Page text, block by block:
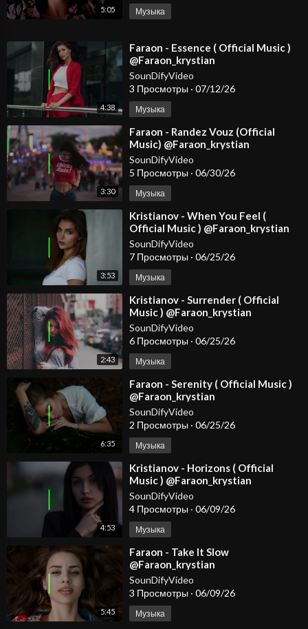
5:05 Музыка
4:38
⁣Faraon - Essence ( Official Music )
@Faraon_krystian
SounDifyVideo
3 Просмотры · 07/12/26
Музыка
3:30
⁣Faraon - Randez Vouz (Official
Music) @Faraon_krystian
SounDifyVideo
5 Просмотры · 06/30/26
Музыка
3:53
⁣Kristianov - When You Feel (
Official Music ) @Faraon_krystian
#dancemusic2026 #spotify #djmix
SounDifyVideo
7 Просмотры · 06/25/26
Музыка
2:43
⁣Kristianov - Surrender ( Official
Music ) @Faraon_krystian
#dancemusic2026 #spotify #djmix
SounDifyVideo
6 Просмотры · 06/25/26
Музыка
6:35
⁣Faraon - Serenity ( Official Music )
@Faraon_krystian
SounDifyVideo
2 Просмотры · 06/25/26
Музыка
4:53
⁣Kristianov - Horizons ( Official
Music ) @Faraon_krystian
SounDifyVideo
4 Просмотры · 06/09/26
Музыка
5:45
⁣Faraon - Take It Slow
@Faraon_krystian
SounDifyVideo
3 Просмотры · 06/09/26
Музыка